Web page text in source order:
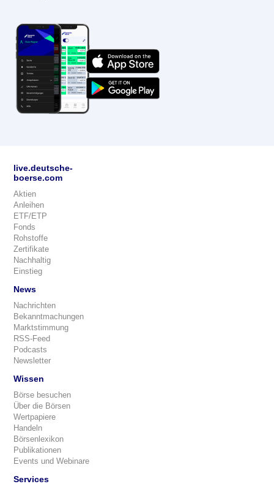
live.deutsche-
boerse.com
Aktien
Anleihen
ETF/ETP
Fonds
Rohstoffe
Zertifikate
Nachhaltig
Einstieg
News
Nachrichten
Bekanntmachungen
Marktstimmung
RSS-Feed
Podcasts
Newsletter
Wissen
Börse besuchen
Über die Börsen
Wertpapiere
Handeln
Börsenlexikon
Publikationen
Events und Webinare
Services